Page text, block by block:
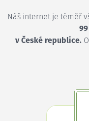
Náš internet je téměř
v České republice.